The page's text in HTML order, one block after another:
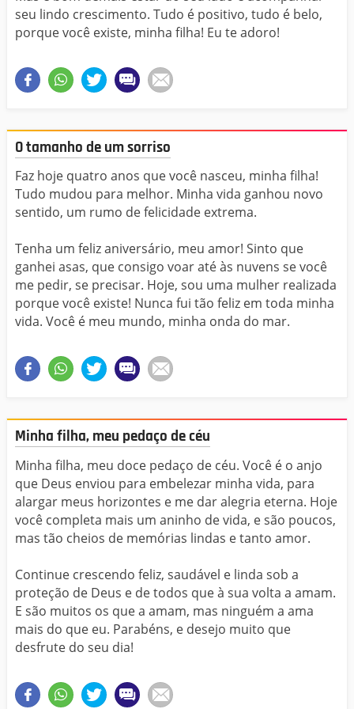
seu lindo crescimento. Tudo é positivo, tudo é belo,
porque você existe, minha filha! Eu te adoro!
O tamanho de um sorriso
Faz hoje quatro anos que você nasceu, minha filha!
Tudo mudou para melhor. Minha vida ganhou novo
sentido, um rumo de felicidade extrema.
Tenha um feliz aniversário, meu amor! Sinto que
ganhei asas, que consigo voar até às nuvens se você
me pedir, se precisar. Hoje, sou uma mulher realizada
porque você existe! Nunca fui tão feliz em toda minha
vida. Você é meu mundo, minha onda do mar.
Minha filha, meu pedaço de céu
Minha filha, meu doce pedaço de céu. Você é o anjo
que Deus enviou para embelezar minha vida, para
alargar meus horizontes e me dar alegria eterna. Hoje
você completa mais um aninho de vida, e são poucos,
mas tão cheios de memórias lindas e tanto amor.
Continue crescendo feliz, saudável e linda sob a
proteção de Deus e de todos que à sua volta a amam.
E são muitos os que a amam, mas ninguém a ama
mais do que eu. Parabéns, e desejo muito que
desfrute do seu dia!